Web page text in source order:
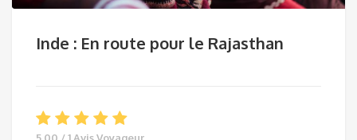
Inde : En route pour le Rajasthan
5.00 / 1 Avis Voyageur